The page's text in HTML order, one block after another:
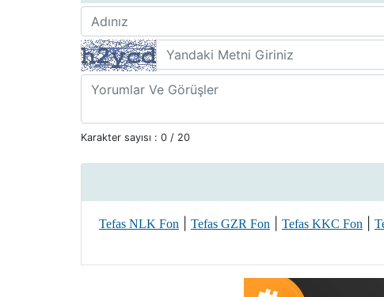
Karakter sayısı : 0 / 20
Tefas NLK Fon Tefas GZR Fon Tefas KKC Fon